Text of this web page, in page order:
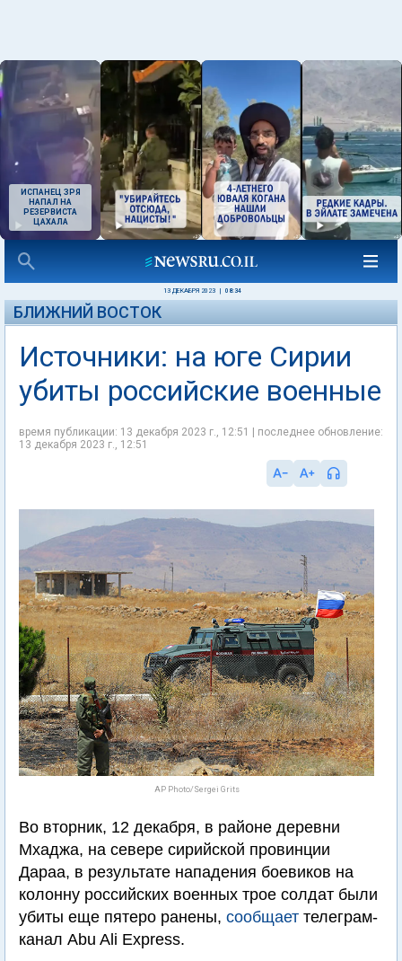
ИСПАНЕЦ ЗРЯ
НАПАЛ НА
РЕЗЕРВИСТА
ЦАХАЛА
13 ДЕКАБРЯ 2023 08:34
БЛИЖНИЙ ВОСТОК
Источники: на юге Сирии
убиты российские военные
время публикации: 13 декабря 2023 г., 12:51 | последнее обновление:
13 декабря 2023 г., 12:51
AP Photo/Sergei Grits
Во вторник, 12 декабря, в районе деревни
Мхаджа, на севере сирийской провинции
Дараа, в результате нападения боевиков на
колонну российских военных трое солдат были
убиты еще пятеро ранены, сообщает телеграм-
канал Abu Ali Express.